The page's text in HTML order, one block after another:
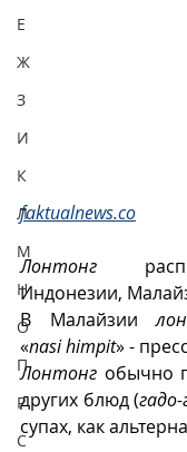
Е
Ж
З
И
К
Л
М
Н
О
П
Р
С
faktualnews.co
Лонтонг
Индонезии,
В Малайзии
«nasi himpit» -
Лонтонг обычно
других блюд (
супах, как